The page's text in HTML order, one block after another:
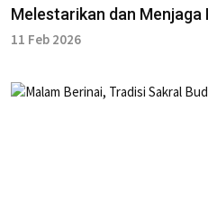
Melestarikan dan Menjaga
11 Feb 2026